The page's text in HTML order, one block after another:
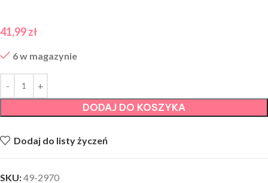
41,99zł
6 w magazynie
DODAJ DO KOSZYKA
Dodaj do listy życzeń
SKU:49-2970